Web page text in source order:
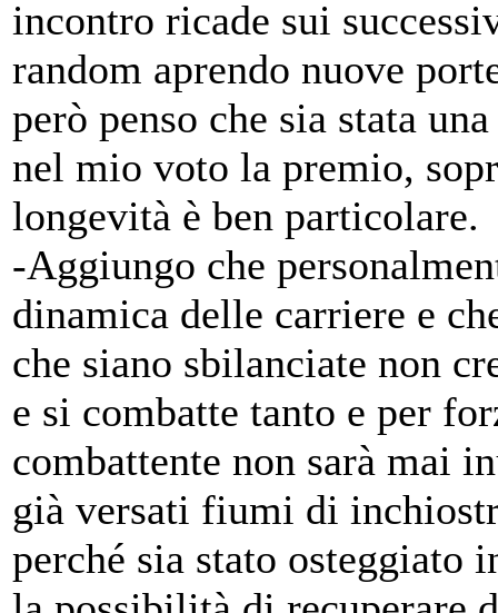
incontro ricade sui
random aprendo nuove
però penso che sia stata
nel mio voto la premio,
longevità è ben particolare.
-Aggiungo che
dinamica delle carriere e
che siano sbilanciate non
e si combatte tanto e per
combattente non sarà mai
già versati fiumi di
perché sia stato osteggiato